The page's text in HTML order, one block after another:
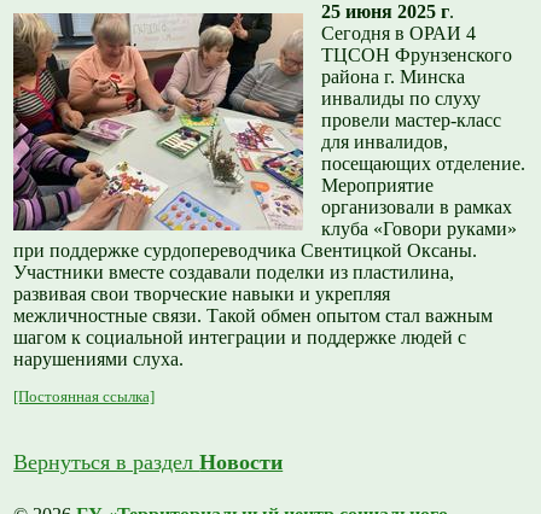
25 июня 2025 г.
Сегодня в ОРАИ 4
ТЦСОН Фрунзенского
района г. Минска
инвалиды по слуху
провели мастер-класс
для инвалидов,
посещающих отделение.
Мероприятие
организовали в рамках
клуба «Говори руками»
при поддержке сурдопереводчика Свентицкой Оксаны.
Участники вместе создавали поделки из пластилина,
развивая свои творческие навыки и укрепляя
межличностные связи. Такой обмен опытом стал важным
шагом к социальной интеграции и поддержке людей с
нарушениями слуха.
[Постоянная ссылка]
Вернуться в разделНовости